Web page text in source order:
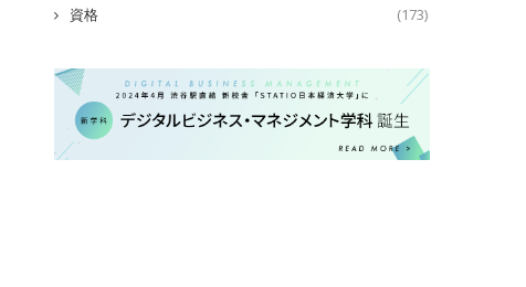
資格 (173)